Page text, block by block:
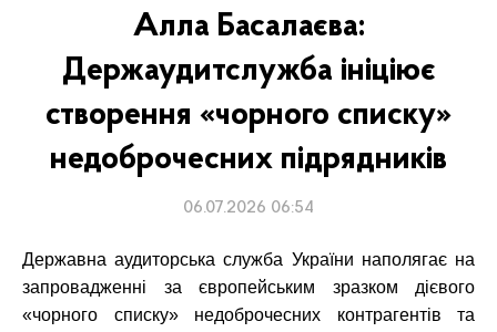
Алла Басалаєва:
Держаудитслужба ініціює
створення «чорного списку»
недоброчесних підрядників
06.07.2026 06:54
Державна аудиторська служба України наполягає на
запровадженні за європейським зразком дієвого
«чорного списку» недоброчесних контрагентів та